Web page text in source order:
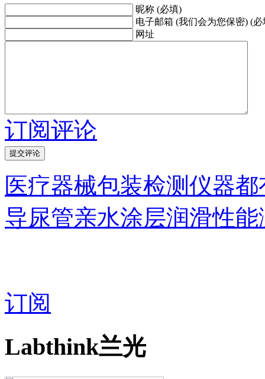
昵称 (必填)
电子邮箱 (我们会为您保密) (必
网址
订阅评论
医疗器械包装检测仪器
导尿管亲水涂层润滑性
订阅
Labthink兰光